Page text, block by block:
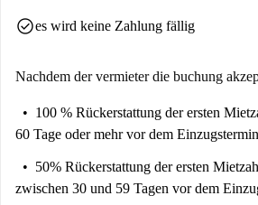
check_circlees wird keine Zahlung fällig
Nachdem der vermieter die buchung
100 % Rückerstattung der ersten
60 Tage oder mehr vor dem Einzugstermin
50% Rückerstattung der ersten
zwischen 30 und 59 Tagen vor dem